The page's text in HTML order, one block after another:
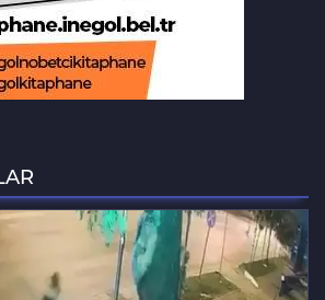
Hünel’den Bursa'da müzik
binicilik merkezi oluyor
Yıldırım’ın kızına yönelik
paylaşım yapan şahsa ‘ev hapsi’